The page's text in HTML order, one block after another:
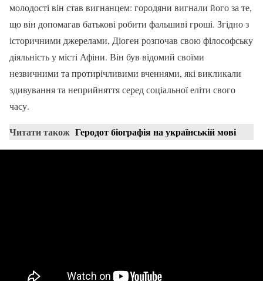
молодості він став вигнанцем: городяни вигнали його за те,
що він допомагав батькові робити фальшиві гроші. Згідно з
історичними джерелами, Діоген розпочав свою філософську
діяльність у місті Афіни. Він був відомий своїми
незвичними та протирічливими вченнями, які викликали
здивування та неприйняття серед соціальної еліти свого
часу.
Читати також Геродот біографія на українській мові